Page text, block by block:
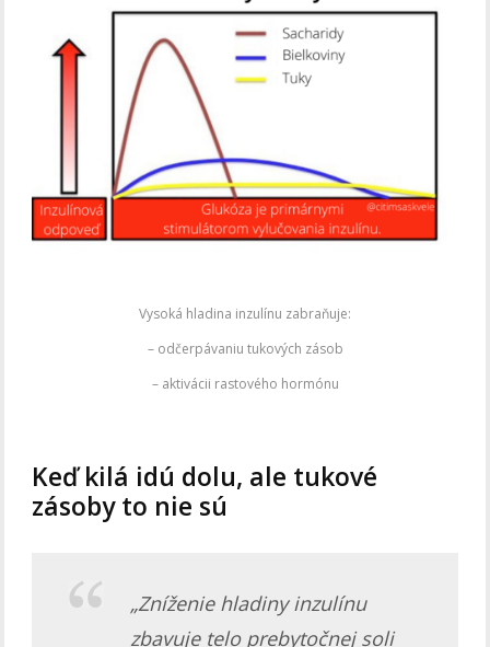
Vysoká hladina inzulínu zabraňuje:
– odčerpávaniu tukových zásob
– aktivácii rastového hormónu
Keď kilá idú dolu, ale tukové
zásoby to nie sú
„Zníženie hladiny inzulínu
zbavuje telo prebytočnej soli